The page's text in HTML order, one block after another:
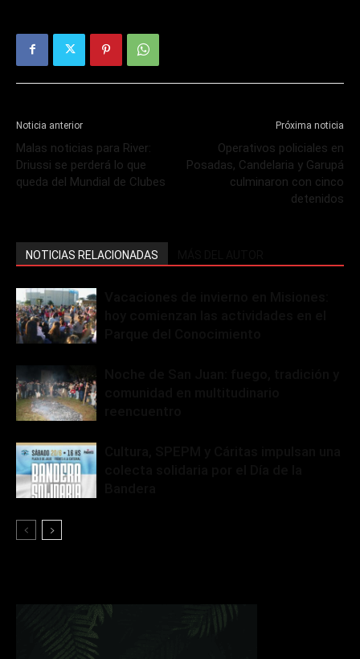
Noticia anterior
Malas noticias para River:
Driussi se perderá lo que
queda del Mundial de Clubes
Próxima noticia
Operativos policiales en
Posadas, Candelaria y Garupá
culminaron con cinco
detenidos
NOTICIAS RELACIONADAS